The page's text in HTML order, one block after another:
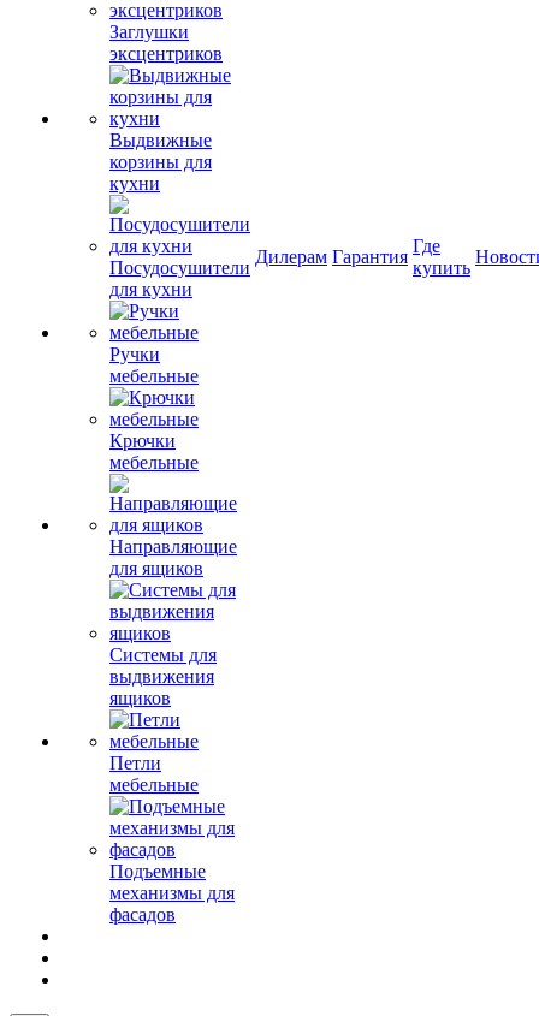
Заглушки
эксцентриков
Выдвижные
корзины для
кухни
Посудосушители
для кухни
Ручки
мебельные
Крючки
мебельные
Направляющие
для ящиков
Системы для
выдвижения
ящиков
Петли
мебельные
Подъемные
механизмы для
фасадов
Дилерам Гарантия
Где
купить